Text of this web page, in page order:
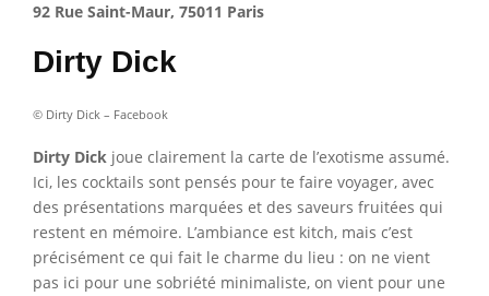
92 Rue Saint-Maur, 75011 Paris
Dirty Dick
© Dirty Dick – Facebook
Dirty Dick joue clairement la carte de l’exotisme assumé.
Ici, les cocktails sont pensés pour te faire voyager, avec
des présentations marquées et des saveurs fruitées qui
restent en mémoire. L’ambiance est kitch, mais c’est
précisément ce qui fait le charme du lieu : on ne vient
pas ici pour une sobriété minimaliste, on vient pour une